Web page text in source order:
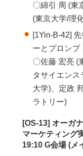
〇綿引 周 (東
(東京大学/理
[1Yin-B-42]
ーとプロンプ
〇佐藤 宏亮 (
タサイエンス
大学)、定政
ラトリー)
[OS-13] オーガ
マーケティング
19:10 G会場 (メ